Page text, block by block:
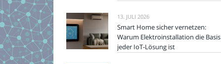
13. JULI 2026
Smart Home sicher vernetzen:
Warum Elektroinstallation die Basis
jeder IoT-Lösung ist